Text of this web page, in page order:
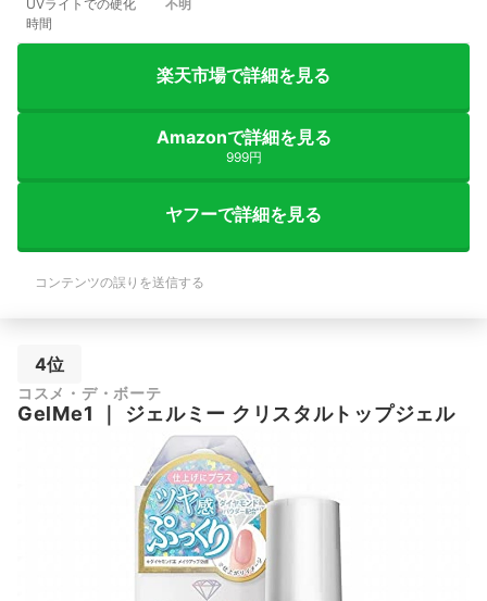
UVライトでの硬化
時間
不明
楽天市場で詳細を見る
Amazonで詳細を見る
999円
ヤフーで詳細を見る
コンテンツの誤りを送信する
4位
コスメ・デ・ボーテ
GelMe1 ジェルミー クリスタルトップジェル